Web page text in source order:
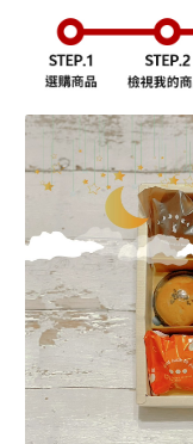
類
其
酥
餅
早
味
食
の
記
憶